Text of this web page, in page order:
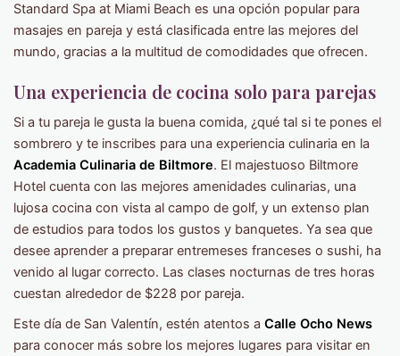
Standard Spa at Miami Beach es una opción popular para
masajes en pareja y está clasificada entre las mejores del
mundo, gracias a la multitud de comodidades que ofrecen.
Una experiencia de cocina solo para parejas
Si a tu pareja le gusta la buena comida, ¿qué tal si te pones el
sombrero y te inscribes para una experiencia culinaria en la
Academia Culinaria de Biltmore. El majestuoso Biltmore
Hotel cuenta con las mejores amenidades culinarias, una
lujosa cocina con vista al campo de golf, y un extenso plan
de estudios para todos los gustos y banquetes. Ya sea que
desee aprender a preparar entremeses franceses o sushi, ha
venido al lugar correcto. Las clases nocturnas de tres horas
cuestan alrededor de $228 por pareja.
Este día de San Valentín, estén atentos a Calle Ocho News
para conocer más sobre los mejores lugares para visitar en